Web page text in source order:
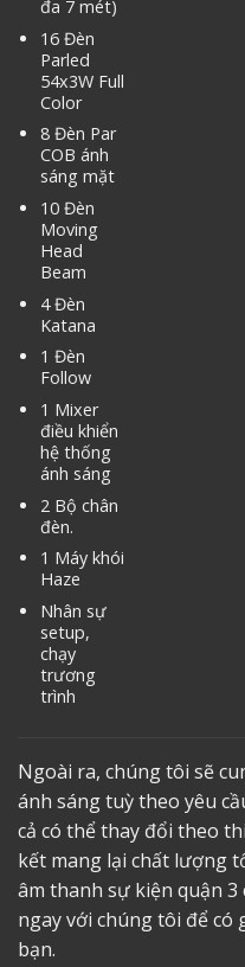
đa 7 mét)
16 Đèn
Parled
54x3W Full
Color
8 Đèn Par
COB ánh
sáng mặt
10 Đèn
Moving
Head
Beam
4 Đèn
Katana
1 Đèn
Follow
1 Mixer
điều khiển
hệ thống
ánh sáng
2 Bộ chân
đèn.
1 Máy khói
Haze
Nhân sự
setup,
chạy
trương
trình
Ngoài ra, chúng tôi sẽ
ánh sáng tuỳ theo yêu
cả có thể thay đổi theo
kết mang lại chất lượng
âm thanh sự kiện quận 3
ngay với chúng tôi để có
bạn.